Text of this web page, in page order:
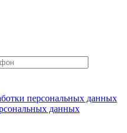
персональных данных
данных